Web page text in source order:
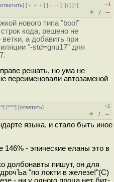
ответить] [ ﹢﹢﹢] [ · · ·][↓] [↑]
–1
+ / –
нового типа "bool"
кода, решено не
а добавить при
"-std=gnu17" для
решать, но ума не
переименовали автозаменой
] [^^^] [ответить]
+1
+ / –
языка, и стало быть иное
146% - эпические еланы это в
долбонавты пишут, он для
"по локти в железе!"(С)